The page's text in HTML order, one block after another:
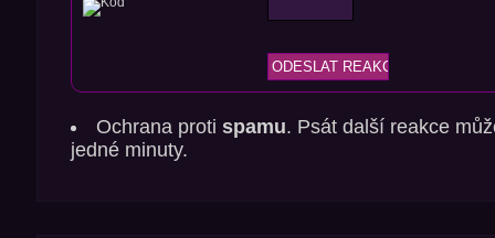
Ochrana protispamu. Psát další reakce
jedné minuty.